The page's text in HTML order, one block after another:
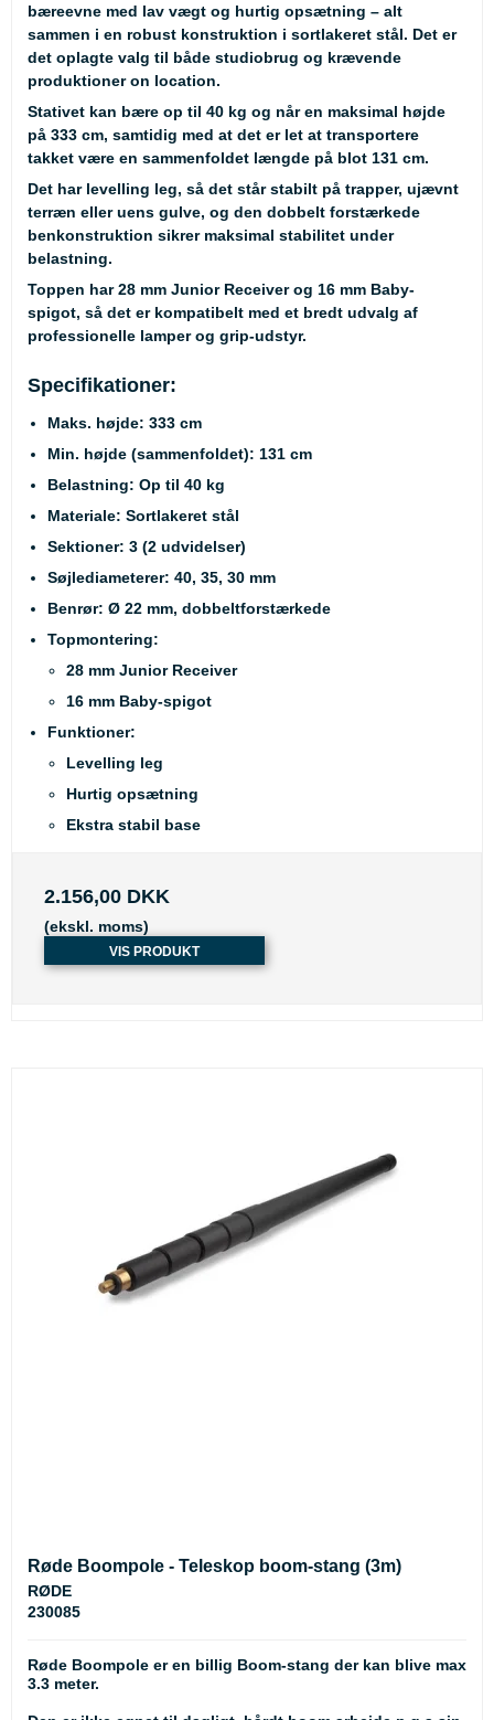
bæreevne med lav vægt og hurtig opsætning – alt
sammen i en robust konstruktion i sortlakeret stål. Det er
det oplagte valg til både studiobrug og krævende
produktioner on location.
Stativet kan bære op til 40 kg og når en maksimal højde
på 333 cm, samtidig med at det er let at transportere
takket være en sammenfoldet længde på blot 131 cm.
Det har levelling leg, så det står stabilt på trapper, ujævnt
terræn eller uens gulve, og den dobbelt forstærkede
benkonstruktion sikrer maksimal stabilitet under
belastning.
Toppen har 28 mm Junior Receiver og 16 mm Baby-
spigot, så det er kompatibelt med et bredt udvalg af
professionelle lamper og grip-udstyr.
Specifikationer:
Maks. højde: 333 cm
Min. højde (sammenfoldet): 131 cm
Belastning: Op til 40 kg
Materiale: Sortlakeret stål
Sektioner: 3 (2 udvidelser)
Søjlediameterer: 40, 35, 30 mm
Benrør: Ø 22 mm, dobbeltforstærkede
Topmontering:
28 mm Junior Receiver
16 mm Baby-spigot
Funktioner:
Levelling leg
Hurtig opsætning
Ekstra stabil base
2.156,00 DKK
(ekskl. moms)
VIS PRODUKT
Røde Boompole - Teleskop boom-stang (3m)
RØDE
230085
Røde Boompole er en billig Boom-stang der kan blive max
3.3 meter.